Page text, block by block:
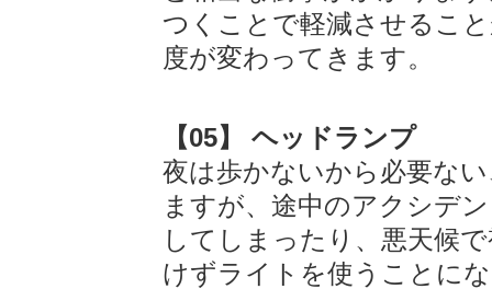
つくことで軽減させるこ
度が変わってきます。
【05】 ヘッドランプ
夜は歩かないから必要な
ますが、途中のアクシデ
してしまったり、悪天候
けずライトを使うことに